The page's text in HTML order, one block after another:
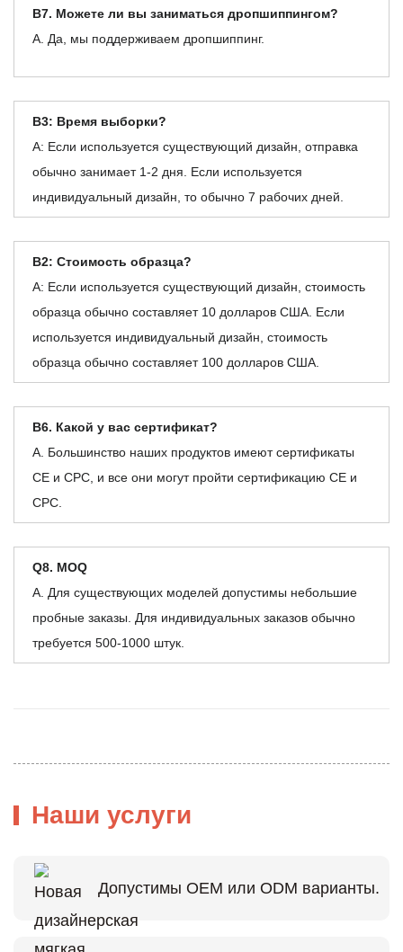
В7. Можете ли вы заниматься дропшиппингом?
А. Да, мы поддерживаем дропшиппинг.
В3: Время выборки?
А: Если используется существующий дизайн, отправка
обычно занимает 1-2 дня. Если используется
индивидуальный дизайн, то обычно 7 рабочих дней.
В2: Стоимость образца?
А: Если используется существующий дизайн, стоимость
образца обычно составляет 10 долларов США. Если
используется индивидуальный дизайн, стоимость
образца обычно составляет 100 долларов США.
В6. Какой у вас сертификат?
А. Большинство наших продуктов имеют сертификаты
CE и CPC, и все они могут пройти сертификацию CE и
CPC.
Q8. MOQ
А. Для существующих моделей допустимы небольшие
пробные заказы. Для индивидуальных заказов обычно
требуется 500-1000 штук.
Наши услуги
Допустимы OEM или ODM варианты.